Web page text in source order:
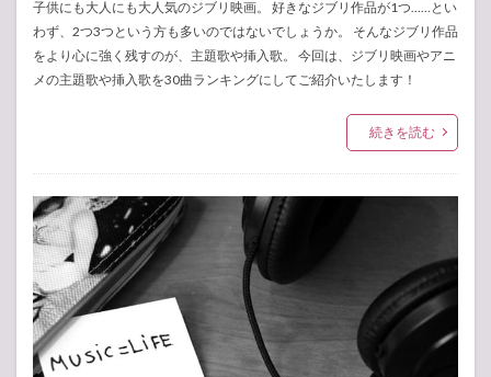
子供にも大人にも大人気のジブリ映画。 好きなジブリ作品が1つ……とい
わず、2つ3つという方も多いのではないでしょうか。 そんなジブリ作品
をより心に強く残すのが、主題歌や挿入歌。 今回は、ジブリ映画やアニ
メの主題歌や挿入歌を30曲ランキングにしてご紹介いたします！
続きを読む